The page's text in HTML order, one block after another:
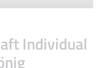
Individual